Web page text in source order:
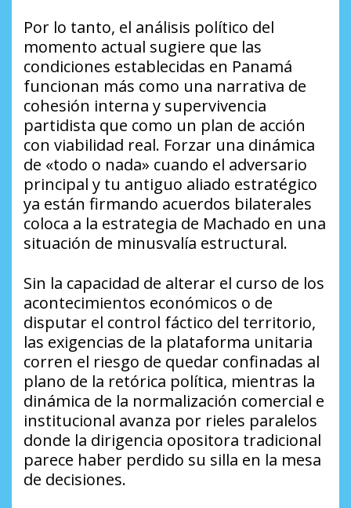
Por lo tanto, el análisis político del
momento actual sugiere que las
condiciones establecidas en Panamá
funcionan más como una narrativa de
cohesión interna y supervivencia
partidista que como un plan de acción
con viabilidad real. Forzar una dinámica
de «todo o nada» cuando el adversario
principal y tu antiguo aliado estratégico
ya están firmando acuerdos bilaterales
coloca a la estrategia de Machado en una
situación de minusvalía estructural.
Sin la capacidad de alterar el curso de los
acontecimientos económicos o de
disputar el control fáctico del territorio,
las exigencias de la plataforma unitaria
corren el riesgo de quedar confinadas al
plano de la retórica política, mientras la
dinámica de la normalización comercial e
institucional avanza por rieles paralelos
donde la dirigencia opositora tradicional
parece haber perdido su silla en la mesa
de decisiones.